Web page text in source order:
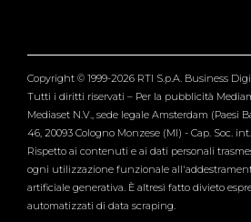
Verissimo
Copyright © 1999-2026 RTI S.p.A. Business
Tutti i diritti riservati – Per la pubblicità
Mediaset N.V., sede legale Amsterdam (Paesi
46, 20093 Cologno Monzese (MI) - Cap. Soc.
Rispetto ai contenuti e ai dati personali
ogni utilizzazione funzionale
artificiale generativa. È altresì fatto divieto
automatizzati di data scraping.